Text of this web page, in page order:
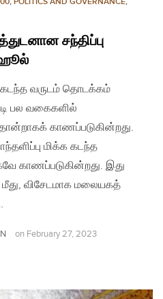
சந்திப்பு
“கடந்த வருடம் தொடக்கம்
பல வகைகளில்
காணப்படுகின்றது.
மிக்க கடந்த
காணப்படுகின்றது. இது
மீது, விசேடமாக மலையகத்
on February 27, 2023